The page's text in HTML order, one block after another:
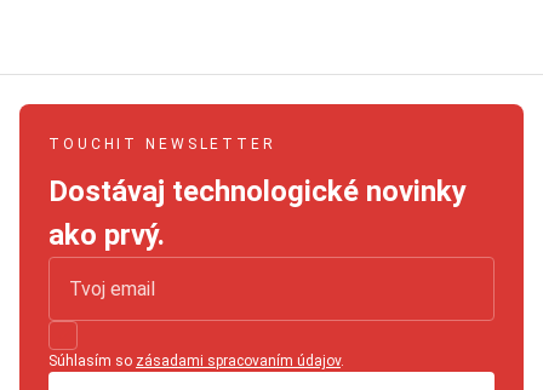
TOUCHIT NEWSLETTER
Dostávaj technologické novinky
ako prvý.
Súhlasím so zásadami spracovaním údajov.